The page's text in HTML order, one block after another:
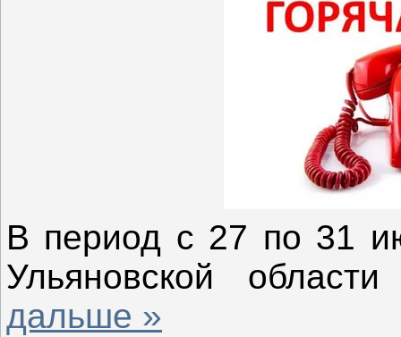
В период с 27 по 31
Ульяновской
дальше »